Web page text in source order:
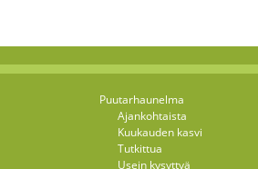
Puutarhaunelma
Ajankohtaista
Kuukauden kasvi
Tutkittua
Usein kysyttyä